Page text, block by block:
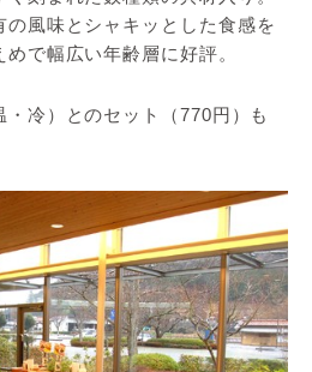
風味とシャキッとした食感を
で幅広い年齢層に好評。
冷）とのセット（770円）も